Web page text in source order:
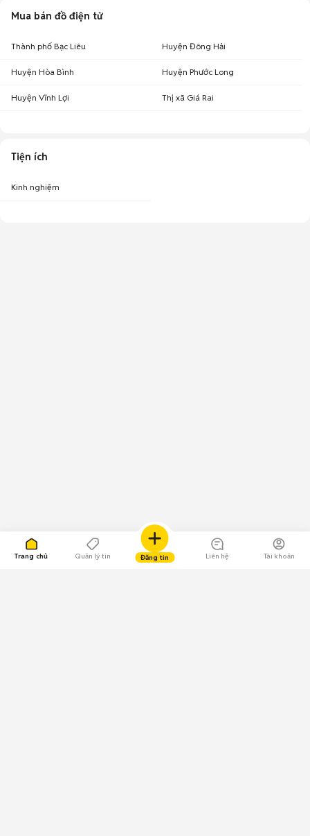
Trang chủ Quản lý tin Đăng tin Liên hệ Tài khoản
Mua bán đồ điện tử
Thành phố Bạc Liêu Huyện Đông Hải
Huyện Hòa Bình Huyện Phước Long
Huyện Vĩnh Lợi Thị xã Giá Rai
Tiện ích
Kinh nghiệm